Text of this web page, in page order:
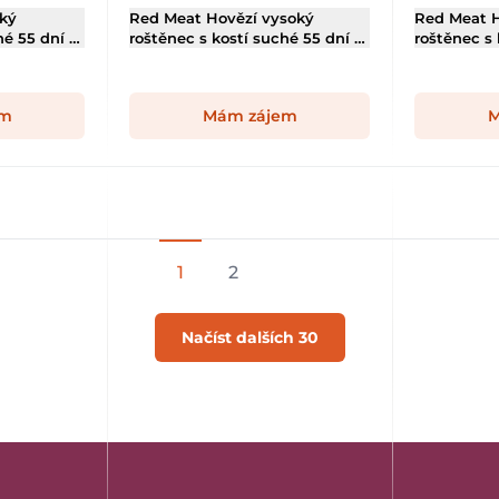
55 dní –
Red Meat Hovězí vysoký
roštěnec s kostí suché 55 dní –
Mám zájem
Red Meat
roštěnec s
1 2
Načíst dalších 30